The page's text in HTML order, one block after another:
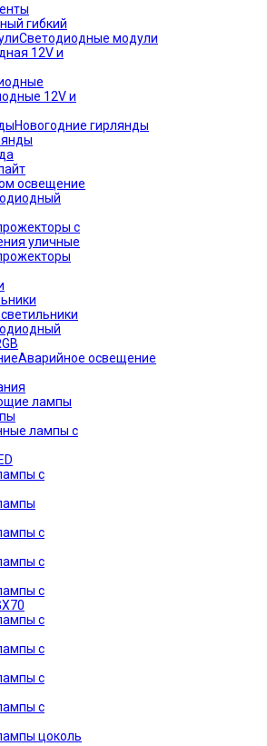
гибкий
Светодиодные модули
12V и
12V и
Новогодние гирлянды
освещение
с
уличные
Аварийное освещение
лампы
лампы с
с
с
с
с
с
с
с
с
цоколь